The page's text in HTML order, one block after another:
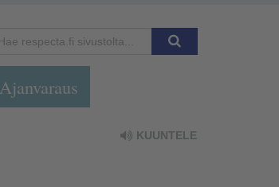
Ajanvaraus
KUUNTELE